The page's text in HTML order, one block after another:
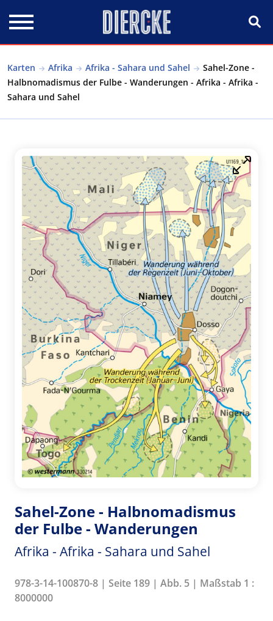
Karten Afrika Afrika - Sahara und Sahel
Sahel-Zone -
Halbnomadismus der Fulbe - Wanderungen - Afrika - Afrika -
Sahara und Sahel
Sahel-Zone - Halbnomadismus
der Fulbe - Wanderungen
Afrika - Afrika - Sahara und Sahel
978-3-14-100870-8 | Seite 189 | Abb. 5 | Maßstab 1 :
8000000